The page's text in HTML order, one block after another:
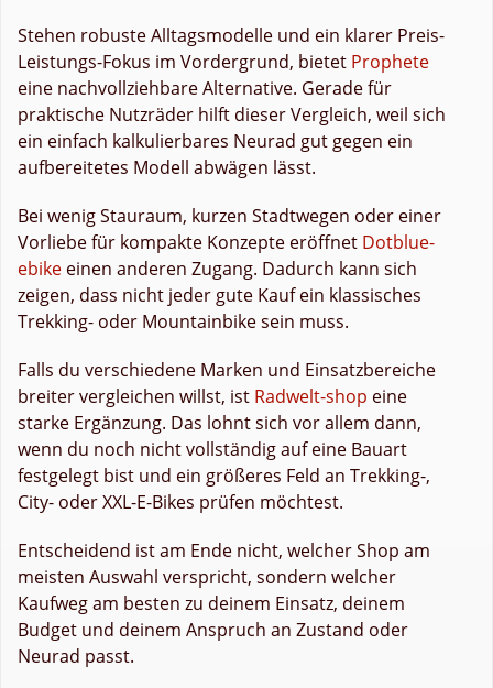
Stehen robuste Alltagsmodelle und ein klarer Preis-
Leistungs-Fokus im Vordergrund, bietet Prophete
eine nachvollziehbare Alternative. Gerade für
praktische Nutzräder hilft dieser Vergleich, weil sich
ein einfach kalkulierbares Neurad gut gegen ein
aufbereitetes Modell abwägen lässt.
Bei wenig Stauraum, kurzen Stadtwegen oder einer
Vorliebe für kompakte Konzepte eröffnet Dotblue-
ebike einen anderen Zugang. Dadurch kann sich
zeigen, dass nicht jeder gute Kauf ein klassisches
Trekking- oder Mountainbike sein muss.
Falls du verschiedene Marken und Einsatzbereiche
breiter vergleichen willst, ist Radwelt-shop eine
starke Ergänzung. Das lohnt sich vor allem dann,
wenn du noch nicht vollständig auf eine Bauart
festgelegt bist und ein größeres Feld an Trekking-,
City- oder XXL-E-Bikes prüfen möchtest.
Entscheidend ist am Ende nicht, welcher Shop am
meisten Auswahl verspricht, sondern welcher
Kaufweg am besten zu deinem Einsatz, deinem
Budget und deinem Anspruch an Zustand oder
Neurad passt.